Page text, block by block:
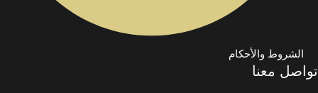
الشروط والأحكام
تواصل معنا